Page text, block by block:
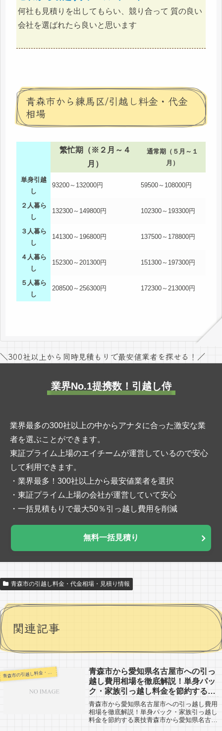
何社も見積りを出してもらい、競り合って 質の良い
会社を選ばれたら良いと思います
青森市から練馬区/引越し料金・代金
相場
繁忙期（※２月～４
月）
通常期（５月～１
月）
単身引越
し
93200～132000円 59500～108000円
２人暮ら
し
132300～149800円 102300～193300円
３人暮ら
し
141300～196800円 137500～178800円
４人暮ら
し
152300～201300円 151300～197300円
５人暮ら
し
208500～256300円 172300～213000円
＼300社以上から同時見積もりで最安値業者を探せる！／
業界No.1提携数！引越し侍
業界最多の300社以上の中からアナタに合った激安な業
者を選ぶことができます。
東証プライム上場のエイチームが運営しているので安心
して利用できます。
・業界最多！300社以上から最安値業者を選択
・東証プライム上場の会社が運営していて安心
・一括見積もりで最大50％引っ越し費用を削減
無料一括見積り
青森市の引越し料金・代金相場・見積り情報
関連記事
青 森市の引越し料金・代金相場・見積り情報
青森市から愛知県名古屋市への引っ
越し費用相場を徹底解説！単身パッ
ク・家族引っ越し料金を節約する裏
技
青森市から愛知県名古屋市への引っ越し費用
相場を徹底解説！単身パック・家族引っ越し
料金を節約する裏技青森市から愛知県名古屋